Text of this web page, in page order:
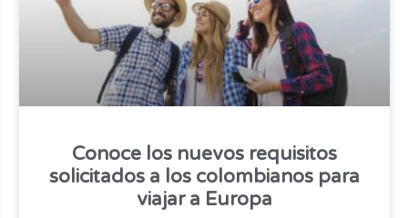
Conoce los nuevos requisitos
solicitados a los colombianos para
viajar a Europa